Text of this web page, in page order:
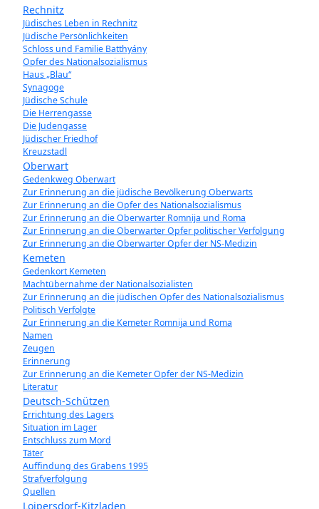
Rechnitz
Jüdisches Leben in Rechnitz
Jüdische Persönlichkeiten
Schloss und Familie Batthyány
Opfer des Nationalsozialismus
Haus „Blau“
Synagoge
Jüdische Schule
Die Herrengasse
Die Judengasse
Jüdischer Friedhof
Kreuzstadl
Oberwart
Gedenkweg Oberwart
Zur Erinnerung an die jüdische Bevölkerung Oberwarts
Zur Erinnerung an die Opfer des Nationalsozialismus
Zur Erinnerung an die Oberwarter Romnija und Roma
Zur Erinnerung an die Oberwarter Opfer politischer Verfolgung
Zur Erinnerung an die Oberwarter Opfer der NS-Medizin
Kemeten
Gedenkort Kemeten
Machtübernahme der Nationalsozialisten
Zur Erinnerung an die jüdischen Opfer des Nationalsozialismus
Politisch Verfolgte
Zur Erinnerung an die Kemeter Romnija und Roma
Namen
Zeugen
Erinnerung
Zur Erinnerung an die Kemeter Opfer der NS-Medizin
Literatur
Deutsch-Schützen
Errichtung des Lagers
Situation im Lager
Entschluss zum Mord
Täter
Auffindung des Grabens 1995
Strafverfolgung
Quellen
Loipersdorf-Kitzladen